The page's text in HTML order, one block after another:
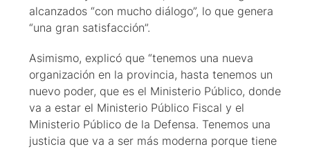
alcanzados “con mucho diálogo”, lo que genera
“una gran satisfacción”.
Asimismo, explicó que “tenemos una nueva
organización en la provincia, hasta tenemos un
nuevo poder, que es el Ministerio Público, donde
va a estar el Ministerio Público Fiscal y el
Ministerio Público de la Defensa. Tenemos una
justicia que va a ser más moderna porque tiene